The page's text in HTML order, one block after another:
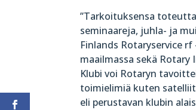
”Tarkoituksensa
seminaareja, juhla- ja
Finlands Rotaryservice
maailmassa sekä
Klubi voi Rotaryn
toimielimiä kuten
eli perustavan klubin